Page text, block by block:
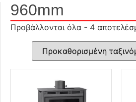
960mm
Προβάλλονται όλα - 4